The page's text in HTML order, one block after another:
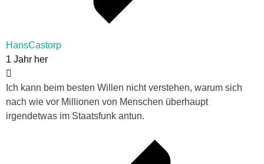
HansCastorp
1 Jahr her
Ich kann beim besten Willen nicht verstehen, warum sich
nach wie vor Millionen von Menschen überhaupt
irgendetwas im Staatsfunk antun.